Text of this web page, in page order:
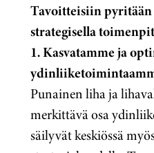
Tavoitteisiin pyritään
strategisella
1. Kasvatamme ja
Punainen liha ja
merkittävä osa
säilyvät keskiössä